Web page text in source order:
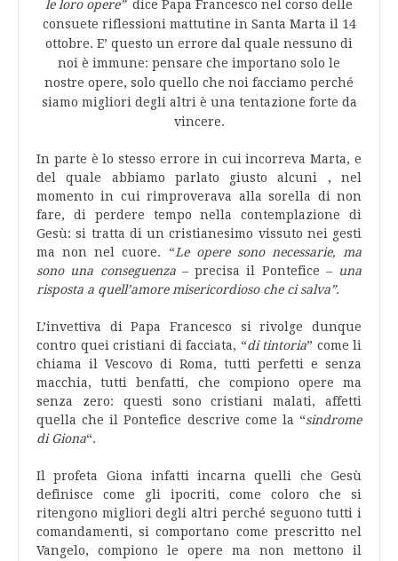
le loro opere” dice Papa Francesco nel corso delle
consuete riflessioni mattutine in Santa Marta il 14
ottobre. E’ questo un errore dal quale nessuno di
noi è immune: pensare che importano solo le
nostre opere, solo quello che noi facciamo perché
siamo migliori degli altri è una tentazione forte da
vincere.
In parte è lo stesso errore in cui incorreva Marta, e
del quale abbiamo parlato giusto alcuni , nel
momento in cui rimproverava alla sorella di non
fare, di perdere tempo nella contemplazione di
Gesù: si tratta di un cristianesimo vissuto nei gesti
ma non nel cuore. “Le opere sono necessarie, ma
sono una conseguenza – precisa il Pontefice –una
risposta a quell’amore misericordioso che ci salva”.
L’invettiva di Papa Francesco si rivolge dunque
contro quei cristiani di facciata, “di tintoria” come li
chiama il Vescovo di Roma, tutti perfetti e senza
macchia, tutti benfatti, che compiono opere ma
senza zero: questi sono cristiani malati, affetti
quella che il Pontefice descrive come la “sindrome
di Giona“.
Il profeta Giona infatti incarna quelli che Gesù
definisce come gli ipocriti, come coloro che si
ritengono migliori degli altri perché seguono tutti i
comandamenti, si comportano come prescritto nel
Vangelo, compiono le opere ma non mettono il